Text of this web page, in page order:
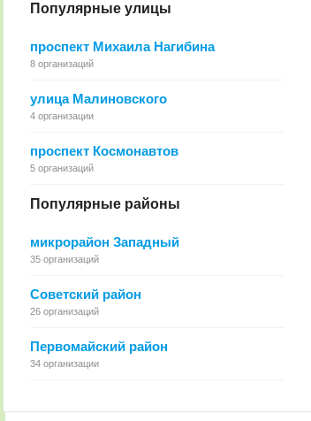
Популярные улицы
проспект Михаила Нагибина
8 организаций
улица Малиновского
4 организации
проспект Космонавтов
5 организаций
Популярные районы
микрорайон Западный
35 организаций
Советский район
26 организаций
Первомайский район
34 организации